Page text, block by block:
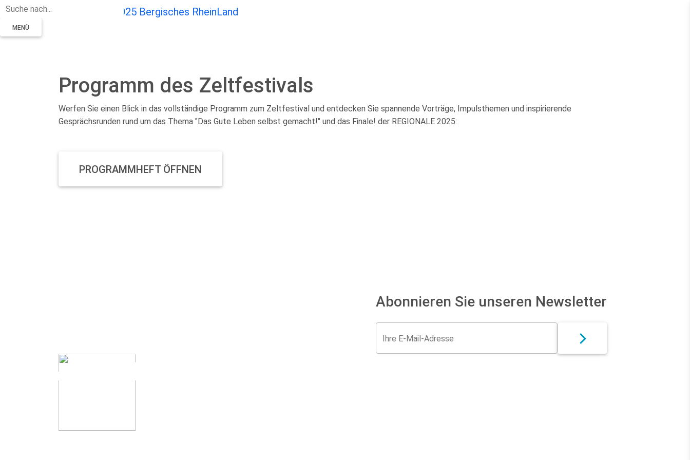
Zum Hauptinhalt springen
MENÜ
Programm des Zeltfestivals
Werfen Sie einen Blick in das vollständige Programm zum Zeltfestival und entdecken Sie spannende Vorträge, Impulsthemen und inspirierende
Gesprächsrunden rund um das Thema "Das Gute Leben selbst gemacht!" und das Finale! der REGIONALE 2025:
PROGRAMMHEFT ÖFFNEN
Abonnieren Sie unseren Newsletter